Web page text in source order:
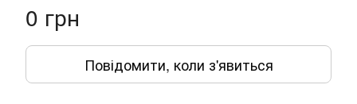
0 грн
Повідомити, коли з'явиться